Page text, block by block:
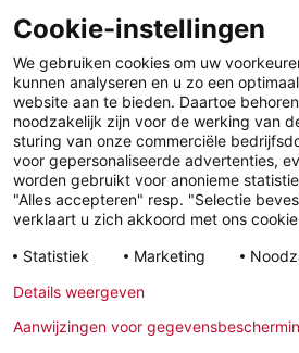
LinkedIn Facebook
YouTube Instagram
Cookie-instellingen
We gebruiken cookies om uw
kunnen analyseren en u zo een
website aan te bieden. Daartoe
noodzakelijk zijn voor de werking van
sturing van onze commerciële
voor gepersonaliseerde advertenties,
worden gebruikt voor anonieme
"Alles accepteren" resp. "Selectie
verklaart u zich akkoord met ons
Statistiek
Marketing
Details weergeven
Aanwijzingen voor